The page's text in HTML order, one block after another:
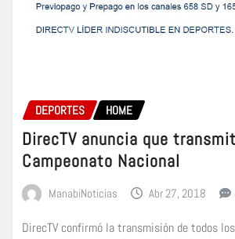
DEPORTES HOME
DirecTV anuncia que
Campeonato Nacional
ManabiNoticias Abr 27, 2018
DirecTV confirmó la transmisión de todos